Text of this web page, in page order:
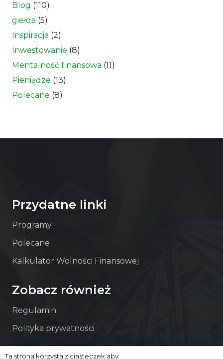
Blog (110)
giełda (5)
Inspiracja (2)
Inwestowanie (8)
Mentalność finansowa (11)
Pieniądze (13)
Polecane (8)
Przydatne linki
Programy
Polecane
Kalkulator Wolności Finansowej
Zobacz również
Regulamin
Polityka prywatności
Ta strona korzysta z ciasteczek aby